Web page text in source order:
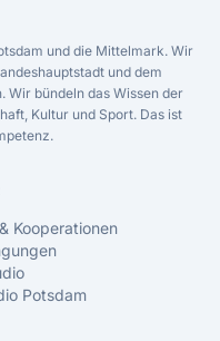
und die Mittelmark. Wir
und dem
Wir bündeln das Wissen der
Kultur und Sport. Das ist
Kooperationen
Potsdam